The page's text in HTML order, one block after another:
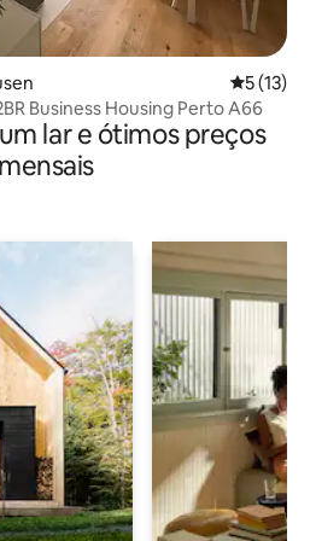
5 de uma
5 (13)
Business Housing Perto A66
lar e ótimos preços
mensais